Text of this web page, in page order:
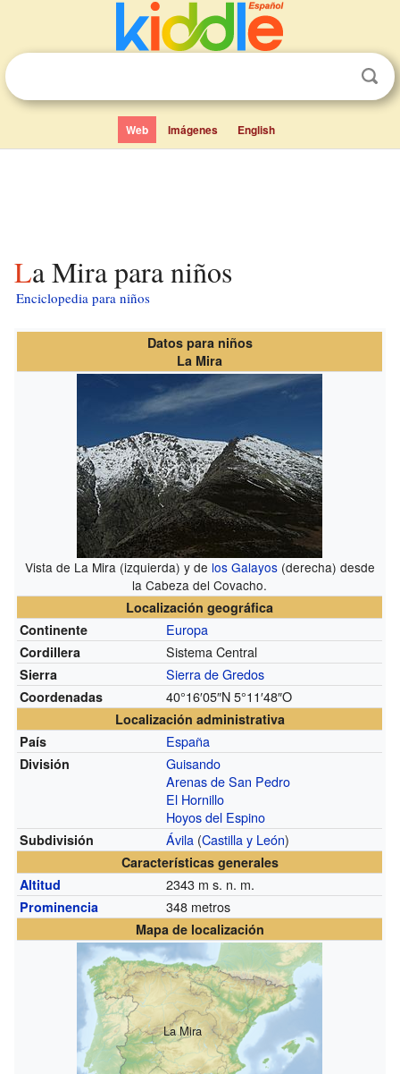
Web Imágenes English
La Mira para niños
Enciclopedia para niños
Datos para niños
La Mira
Vista de La Mira (izquierda) y de los Galayos(derecha) desde
la Cabeza del Covacho.
Localización geográfica
Continente
Europa
Cordillera Sistema Central
Sierra Sierra de Gredos
Coordenadas 40°16′05″N5°11′48″O
Localización administrativa
País
España
División
Guisando
Arenas de San Pedro
El Hornillo
Hoyos del Espino
Subdivisión Ávila (Castilla y León)
Características generales
Altitud
2343 m s. n. m.
Prominencia 348 metros
Mapa de localización
La Mira